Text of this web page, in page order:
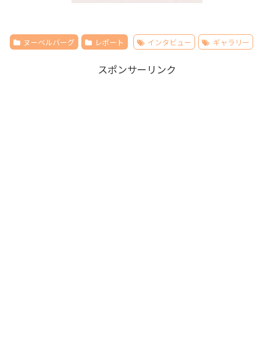
ヌーベルバーグ レポート インタビュー ギャラリー
スポンサーリンク